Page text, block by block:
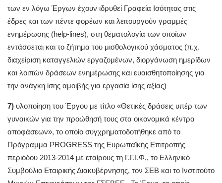
των εν λόγω Έργων έχουν ιδρυθεί Γραφεία Ισότητας στις
έδρες και των πέντε φορέων και λειτουργούν γραμμές
ενημέρωσης (help-lines), στη θεματολογία των οποίων
εντάσσεται και το ζήτημα του μισθολογικού χάσματος (π.χ.
διαχείριση καταγγελιών εργαζομένων, διοργάνωση ημερίδων
και λοιπών δράσεων ενημέρωσης και ευαισθητοποίησης για
την ανάγκη ίσης αμοιβής για εργασία ίσης αξίας)
7) υλοποίηση του Έργου με τίτλο «Θετικές δράσεις υπέρ των
γυναικών για την προώθησή τους στα οικονομικά κέντρα
αποφάσεων», το οποίο συγχρηματοδοτήθηκε από το
Πρόγραμμα PROGRESS της Ευρωπαϊκής Επιτροπής
περιόδου 2013-2014 με εταίρους τη Γ.Γ.Ι.Φ., το Ελληνικό
Συμβούλιο Εταιρικής Διακυβέρνησης, τον ΣΕΒ και το Ινστιτούτο